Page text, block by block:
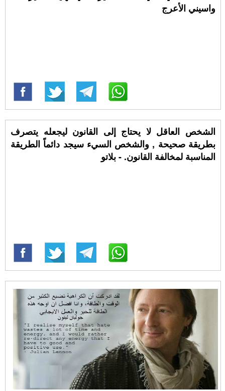
واسيني الأعرج
الشخص العاقل لا يحتاج إلى القانون ليجعله يتصرف
بطريقة صحيحة , والشخص السيء سيجد دائماً الطريقة
المناسبة لمخالفة القانون. - بلاتو